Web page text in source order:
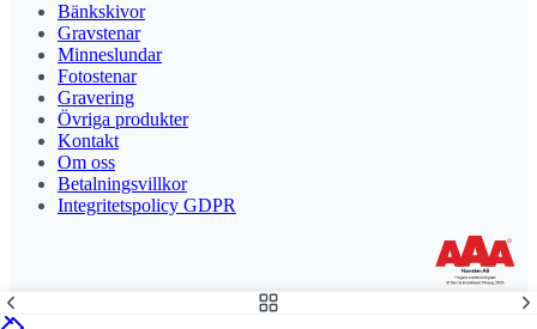
Bänkskivor
Gravstenar
Minneslundar
Fotostenar
Gravering
Övriga produkter
Kontakt
Om oss
Betalningsvillkor
Integritetspolicy GDPR
Stolt leverantör och delägare till Steny AB